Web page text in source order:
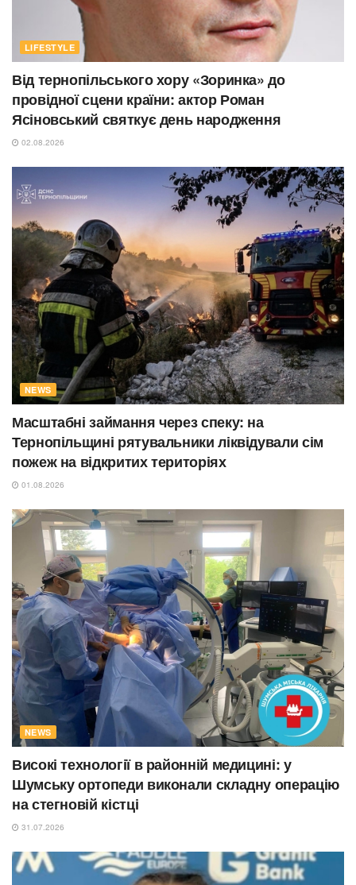
LIFESTYLE
Від тернопільського хору «Зоринка» до
провідної сцени країни: актор Роман
Ясіновський святкує день народження
02.08.2026
NEWS
Масштабні займання через спеку: на
Тернопільщині рятувальники ліквідували сім
пожеж на відкритих територіях
01.08.2026
NEWS
Високі технології в районній медицині: у
Шумську ортопеди виконали складну операцію
на стегновій кістці
31.07.2026